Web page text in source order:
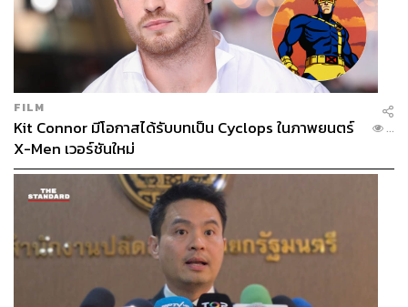
FILM
Kit Connor มีโอกาสได้รับบทเป็น Cyclops ในภาพยนตร์
X-Men เวอร์ชันใหม่
...